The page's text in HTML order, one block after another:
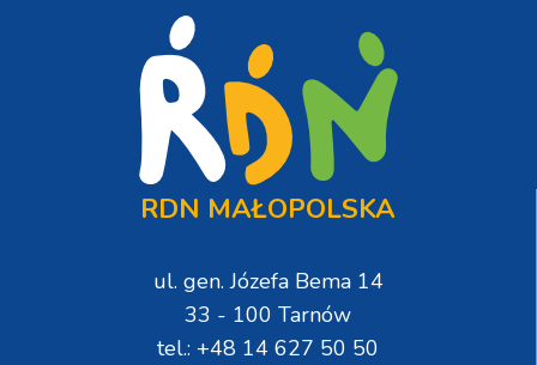
RDN MAŁOPOLSKA
ul. gen. Józefa Bema 14
33 - 100 Tarnów
tel.: +48 14 627 50 50